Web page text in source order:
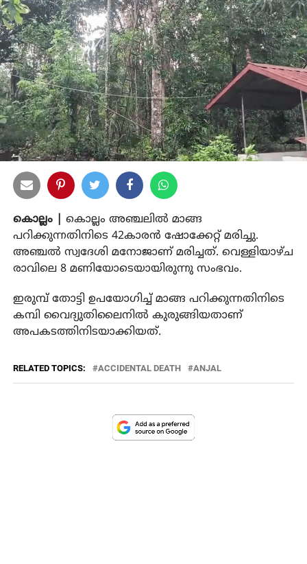
കൊല്ലം |
കൊല്ലം അഞ്ചലില്‍ മാങ്ങ
പറിക്കുന്നതിനിടെ 42കാരന്‍ ഷോക്കേറ്റ് മരിച്ചു.
അഞ്ചല്‍ സ്വദേശി മനോജാണ് മരിച്ചത്. വെള്ളിയാഴ്ച
രാവിലെ 8 മണിയോടെയായിരുന്നു സംഭവം.
ഇരുമ്പ് തോട്ടി ഉപയോഗിച്ച് മാങ്ങ പറിക്കുന്നതിനിടെ
കമ്പി വൈദ്യുതിലൈനില്‍ കുരുങ്ങിയതാണ്
അപകടത്തിനിടയാക്കിയത്.
RELATED TOPICS: ACCIDENTAL DEATH ANJAL